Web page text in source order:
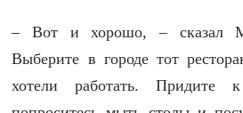
– Вот и хорошо, – сказал
Выберите в городе тот
хотели работать. Придите